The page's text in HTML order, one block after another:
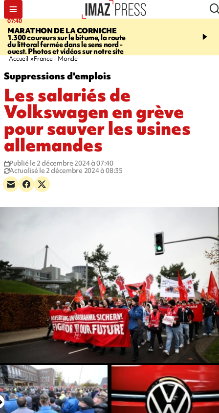
07:40
MARATHON DE LA CORNICHE
1.300 coureurs sur le bitume, la route
du littoral fermée dans le sens nord -
ouest. Photos et vidéos sur notre site
10:33
l’enfance - une
Accueil France - Monde
Suppressions d'emplois
Les salariés de
Volkswagen en grève
pour sauver les usines
allemandes
Publié le 2 décembre 2024 à 07:40
Actualisé le 2 décembre 2024 à 08:35